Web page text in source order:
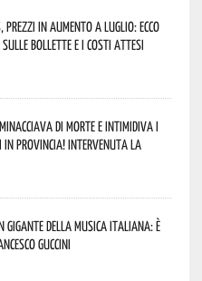
prezzi in aumento a luglio: ecco
sulle bollette e i costi attesi
di morte e intimidiva i
in provincia! Intervenuta la
gigante della musica italiana: è
Guccini